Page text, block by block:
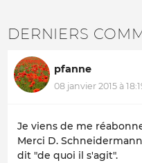
DERNIERS
pfanne
08 janvier 2015 à
Je viens de me
Merci D.
dit "de quoi il s'agit".